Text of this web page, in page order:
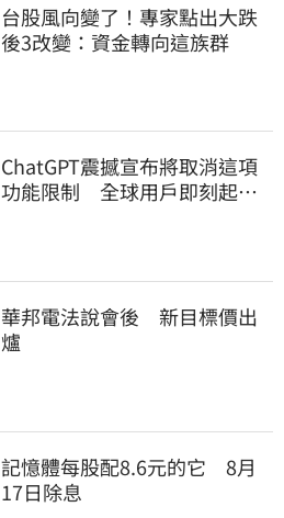
台股風向變了！專家點出大跌
後3改變：資金轉向這族群
ChatGPT震撼宣布將取消這項
功能限制 全球用戶即刻起
華邦電法說會後 新目標價出
爐
記憶體每股配8.6元的它 8月
17日除息